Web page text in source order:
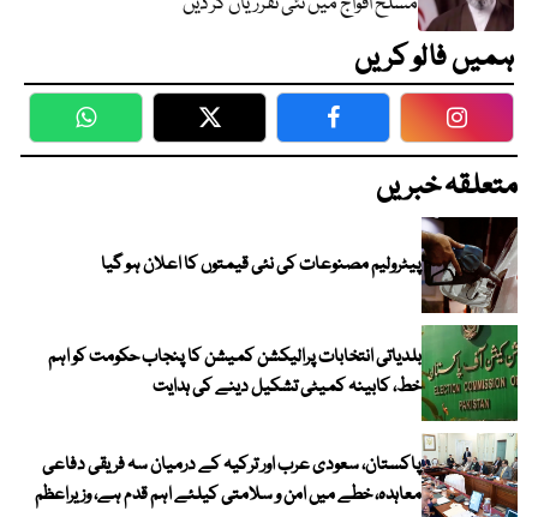
ہمیں فالو کریں
WhatsApp Twitter Facebook
متعلقہ خبریں
پیٹرولیم مصنوعات کی نئی قیمتوں کا اعلان ہو گیا
بلدیاتی انتخابات پرالیکشن کمیشن کا پنجاب حکومت کو اہم
خط، کابینہ کمیٹی تشکیل دینے کی ہدایت
پاکستان، سعودی عرب اور ترکیہ کے درمیان سہ فریقی دفاعی
معاہدہ، خطے میں امن و سلامتی کیلئے اہم قدم ہے، وزیراعظم